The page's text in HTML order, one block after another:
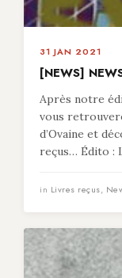
31 JAN 2021
[NEWS]
Après notre
vous
d’Ovaine et
reçus… Édito :
in Livres reçus,